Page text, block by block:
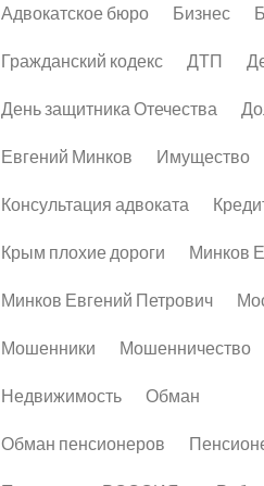
Адвокатское бюро Бизнес
Гражданский кодекс ДТП
День защитника Отечества
Евгений Минков Имущество
Консультация адвоката
Крым плохие дороги Минков
Минков Евгений Петрович
Мошенники Мошенничество
Недвижимость Обман
Обман пенсионеров